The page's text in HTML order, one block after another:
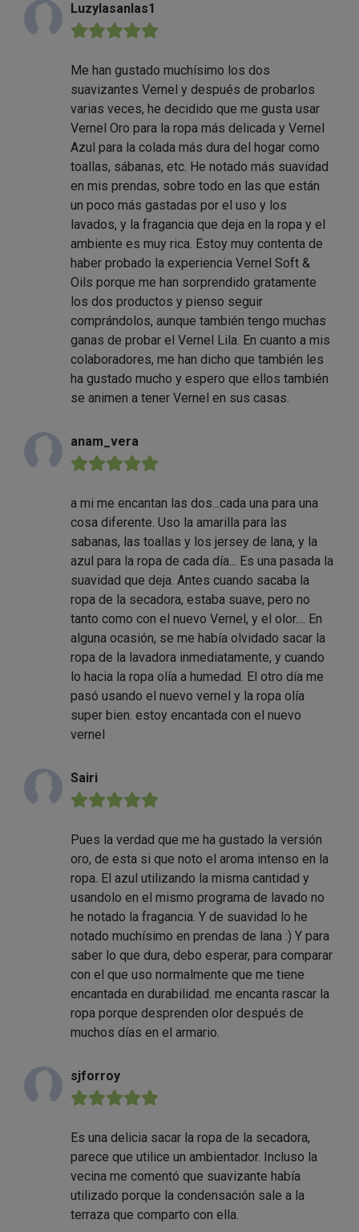
Luzylasanlas1
★★★★★
Me han gustado muchísimo los dos
suavizantes Vernel y después de probarlos
varias veces, he decidido que me gusta usar
Vernel Oro para la ropa más delicada y Vernel
Azul para la colada más dura del hogar como
toallas, sábanas, etc. He notado más suavidad
en mis prendas, sobre todo en las que están
un poco más gastadas por el uso y los
lavados, y la fragancia que deja en la ropa y el
ambiente es muy rica. Estoy muy contenta de
haber probado la experiencia Vernel Soft &
Oils porque me han sorprendido gratamente
los dos productos y pienso seguir
comprándolos, aunque también tengo muchas
ganas de probar el Vernel Lila. En cuanto a mis
colaboradores, me han dicho que también les
ha gustado mucho y espero que ellos también
se animen a tener Vernel en sus casas.
anam_vera
★★★★★
a mi me encantan las dos...cada una para una
cosa diferente. Uso la amarilla para las
sabanas, las toallas y los jersey de lana, y la
azul para la ropa de cada día... Es una pasada la
suavidad que deja. Antes cuando sacaba la
ropa de la secadora, estaba suave, pero no
tanto como con el nuevo Vernel, y el olor.... En
alguna ocasión, se me había olvidado sacar la
ropa de la lavadora inmediatamente, y cuando
lo hacia la ropa olía a humedad. El otro día me
pasó usando el nuevo vernel y la ropa olía
super bien. estoy encantada con el nuevo
vernel
Sairi
★★★★★
Pues la verdad que me ha gustado la versión
oro, de esta si que noto el aroma intenso en la
ropa. El azul utilizando la misma cantidad y
usandolo en el mismo programa de lavado no
he notado la fragancia. Y de suavidad lo he
notado muchísimo en prendas de lana :) Y para
saber lo que dura, debo esperar, para comparar
con el que uso normalmente que me tiene
encantada en durabilidad. me encanta rascar la
ropa porque desprenden olor después de
muchos días en el armario.
sjforroy
★★★★★
Es una delicia sacar la ropa de la secadora,
parece que utilice un ambientador. Incluso la
vecina me comentó que suavizante había
utilizado porque la condensación sale a la
terraza que comparto con ella.